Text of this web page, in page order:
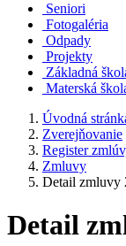
Seniori
Fotogaléria
Odpady
Projekty
Základná
Materská
Úvodná
Zverejňovanie
Register
Zmluvy
Detail zmluvy
Detail